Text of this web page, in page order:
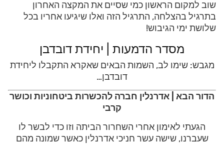
שוב למקום הראשון כמי שסיים את המקצה האחרון
בתרגיל בהצלחה, התרגיל הזה ואלו שיגיעו אחריו בכל
שלושת ימי הגיבוש!
מסדר הדמעות | יחידת דובדבן
מגבש: שימו לב, השמות הבאים שאקרא התקבלו ליחידת
דובדבן…
הדור הבא | אדרנלין חברה להכשרות ביטחוניות וכושר
קרבי
הגעתי לאימון אחרי השחרור הביתה וזו כדי לבשר לו
שעברנו, שישה עשר חניכי אדרנלין כאשר שמונה מהם